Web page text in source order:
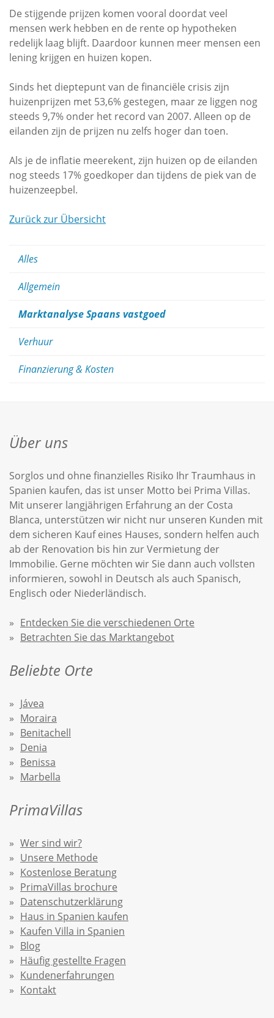
De stijgende prijzen komen vooral doordat veel
mensen werk hebben en de rente op hypotheken
redelijk laag blijft. Daardoor kunnen meer mensen een
lening krijgen en huizen kopen.
Sinds het dieptepunt van de financiële crisis zijn
huizenprijzen met 53,6% gestegen, maar ze liggen nog
steeds 9,7% onder het record van 2007. Alleen op de
eilanden zijn de prijzen nu zelfs hoger dan toen.
Als je de inflatie meerekent, zijn huizen op de eilanden
nog steeds 17% goedkoper dan tijdens de piek van de
huizenzeepbel.
Zurück zur Übersicht
Alles
Allgemein
Marktanalyse Spaans vastgoed
Verhuur
Finanzierung & Kosten
Über uns
Sorglos und ohne finanzielles Risiko Ihr Traumhaus in
Spanien kaufen, das ist unser Motto bei Prima Villas.
Mit unserer langjährigen Erfahrung an der Costa
Blanca, unterstützen wir nicht nur unseren Kunden mit
dem sicheren Kauf eines Hauses, sondern helfen auch
ab der Renovation bis hin zur Vermietung der
Immobilie. Gerne möchten wir Sie dann auch vollsten
informieren, sowohl in Deutsch als auch Spanisch,
Englisch oder Niederländisch.
Entdecken Sie die verschiedenen Orte
Betrachten Sie das Marktangebot
Beliebte Orte
Jávea
Moraira
Benitachell
Denia
Benissa
Marbella
PrimaVillas
Wer sind wir?
Unsere Methode
Kostenlose Beratung
PrimaVillas brochure
Datenschutzerklärung
Haus in Spanien kaufen
Kaufen Villa in Spanien
Blog
Häufig gestellte Fragen
Kundenerfahrungen
Kontakt